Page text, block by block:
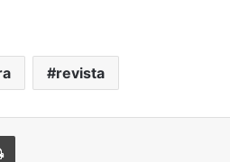
revista